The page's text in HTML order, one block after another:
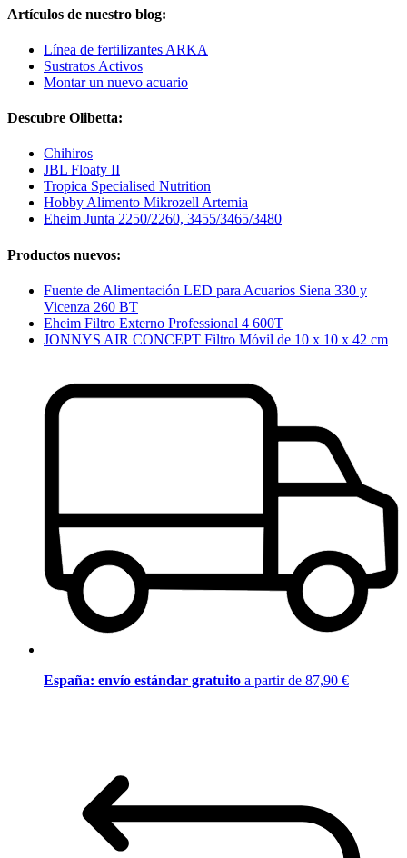
Artículos de nuestro blog:
Línea de fertilizantes ARKA
Sustratos Activos
Montar un nuevo acuario
Descubre Olibetta:
Chihiros
JBL Floaty II
Tropica Specialised Nutrition
Hobby Alimento Mikrozell Artemia
Eheim Junta 2250/2260, 3455/3465/3480
Productos nuevos:
Fuente de Alimentación LED para Acuarios Siena 330 y
Vicenza 260 BT
Eheim Filtro Externo Professional 4 600T
JONNYS AIR CONCEPT Filtro Móvil de 10 x 10 x 42 cm
España: envío estándar gratuito a partir de 87,90 €